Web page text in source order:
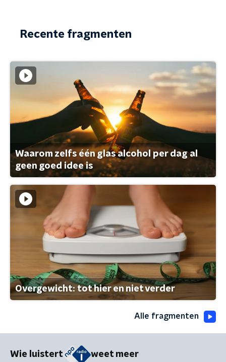
Recente fragmenten
Waarom zelfs één glas alcohol per dag al
geen goed idee is
Overgewicht: tot hier en niet verder
Alle fragmenten
Wie luistert weet meer